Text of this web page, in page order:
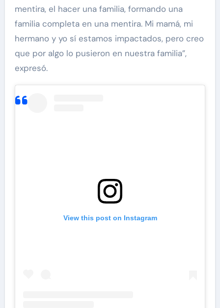
mentira, el hacer una familia, formando una
familia completa en una mentira. Mi mamá, mi
hermano y yo sí estamos impactados, pero creo
que por algo lo pusieron en nuestra familia”,
expresó.
View this post on Instagram